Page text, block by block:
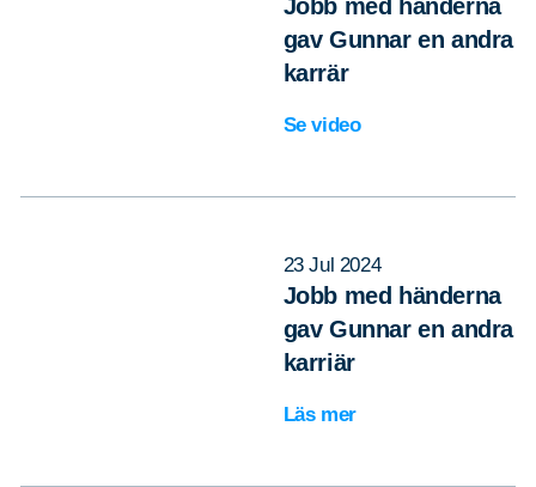
Jobb med händerna
gav Gunnar en andra
karrär
Se video
23 Jul 2024
Jobb med händerna
gav Gunnar en andra
karriär
Läs mer